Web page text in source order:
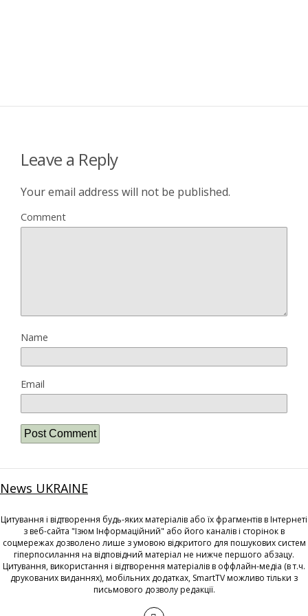
Leave a Reply
Your email address will not be published.
Comment
Name
Email
News UKRAINE
Цитування і відтворення будь-яких матеріалів або їх фрагментів в Інтернеті
з веб-сайта "Ізюм Інформаційний" або його каналів і сторінок в
соцмережах дозволено лише з умовою відкритого для пошукових систем
гіперпосилання на відповідний матеріал не нижче першого абзацу.
Цитування, використання і відтворення матеріалів в оффлайн-медіа (в т.ч.
друкованих виданнях), мобільних додатках, SmartTV можливо тільки з
письмового дозволу редакції.